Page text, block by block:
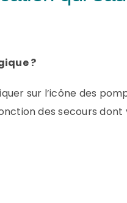
?
sur l’icône des
des secours dont